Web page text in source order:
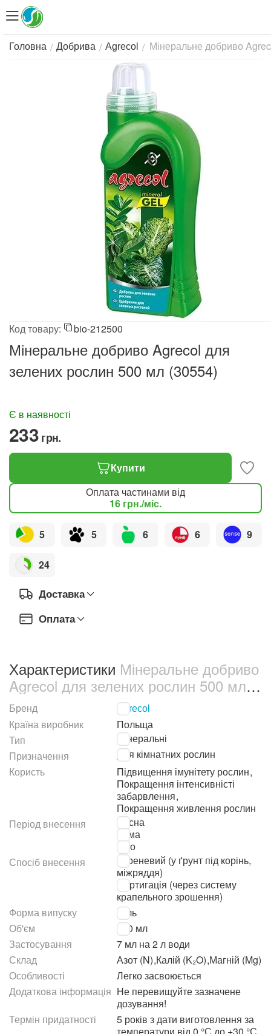
Головна / Добрива / Agrecol / Мінеральне добриво
Код товару: bio-212500
Мінеральне добриво Agrecol для
зелених рослин 500 мл (30554)
‍233‍грн.
Є в наявності
Купити
Оплата частинами від
16 грн./міс.
5 5 6 6 9
24
Доставка
Оплата
Характеристики Мінеральне добриво
Agrecol для зелених рослин 500 мл
(30554)
Бренд Agrecol
Країна виробник
Польща
Тип
Мінеральні
Призначення
Для кімнатних рослин
Користь
Підвищення імунітету рослин,
Покращення інтенсивністі
забарвлення,
Покращення живлення рослин
Період внесення
Весна
Зима
Літо
Спосіб внесення
Кореневий (у ґрунт під корінь,
міжряддя)
Фертигація (через систему
крапельного зрошення)
Форма випуску
Гель
Об'єм
500 мл
Застосування
7 мл на 2 л води
Склад
Азот (N),Калій (K₂O),Магній (Mg)
Особливості
Легко засвоюється
Додаткова інформація Не перевищуйте зазначене
дозування!
Термін придатності
5 років з дати виготовлення за
температури від 0 °С до +30 °С